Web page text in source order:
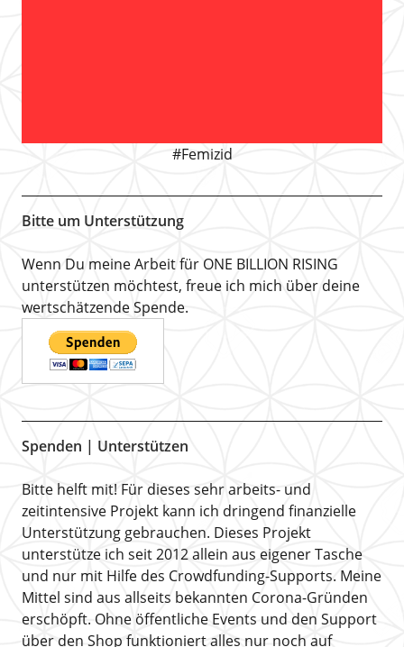
#Femizid
Bitte um Unterstützung
Wenn Du meine Arbeit für ONE BILLION RISING
unterstützen möchtest, freue ich mich über deine
wertschätzende Spende.
Spenden | Unterstützen
Bitte helft mit! Für dieses sehr arbeits- und
zeitintensive Projekt kann ich dringend finanzielle
Unterstützung gebrauchen. Dieses Projekt
unterstütze ich seit 2012 allein aus eigener Tasche
und nur mit Hilfe des Crowdfunding-Supports. Meine
Mittel sind aus allseits bekannten Corona-Gründen
erschöpft. Ohne öffentliche Events und den Support
über den Shop funktioniert alles nur noch auf